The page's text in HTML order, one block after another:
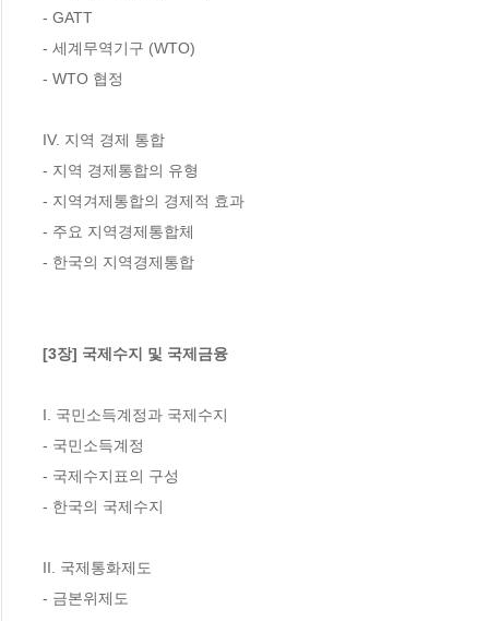
- GATT
- 세계무역기구 (WTO)
- WTO 협정
IV. 지역 경제 통합
- 지역 경제통합의 유형
- 지역겨제통합의 경제적 효과
- 주요 지역경제통합체
- 한국의 지역경제통합
[3장] 국제수지 및 국제금융
I. 국민소득계정과 국제수지
- 국민소득계정
- 국제수지표의 구성
- 한국의 국제수지
II. 국제통화제도
- 금본위제도